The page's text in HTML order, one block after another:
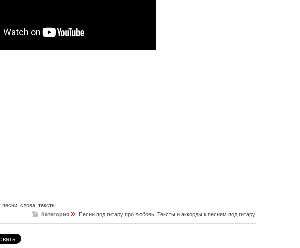
песни слова тексты
Категория » Песни под гитару про любовь Тексты и аккорды к песням под гитару